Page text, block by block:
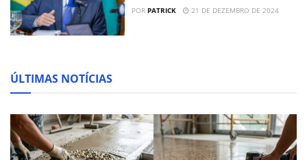
POR PATRICK 21 DE DEZEMBRO DE 2024
ÚLTIMAS NOTÍCIAS